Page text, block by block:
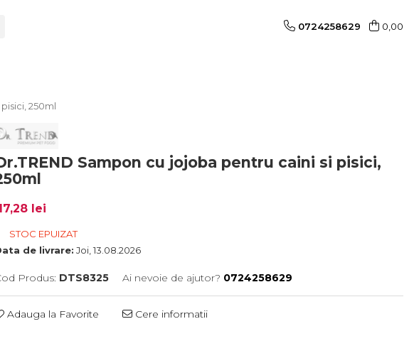
0724258629 0,00
250ml
Sampon cu jojoba pentru caini si pisici,
lei
STOC EPUIZAT
de livrare: Joi, 13.08.2026
Produs: DTS8325 Ai nevoie de ajutor? 0724258629
Adauga la Favorite Cere informatii